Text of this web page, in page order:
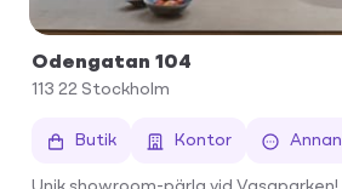
Odengatan 104
113 22 Stockholm
Butik Kontor Annan